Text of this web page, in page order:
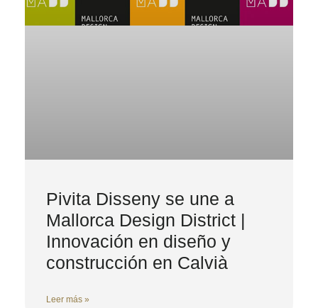
Pivita Disseny se une a
Mallorca Design District |
Innovación en diseño y
construcción en Calvià
Leer más »